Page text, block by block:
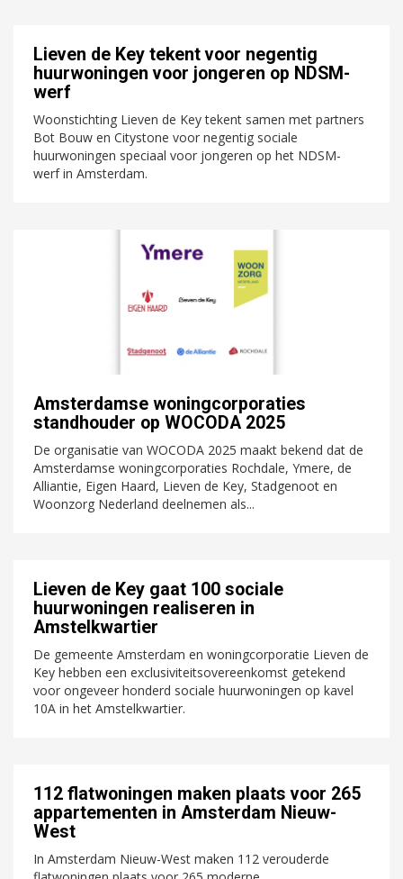
Lieven de Key tekent voor negentig
huurwoningen voor jongeren op NDSM-
werf
Woonstichting Lieven de Key tekent samen met partners
Bot Bouw en Citystone voor negentig sociale
huurwoningen speciaal voor jongeren op het NDSM-
werf in Amsterdam.
Amsterdamse woningcorporaties
standhouder op WOCODA 2025
De organisatie van WOCODA 2025 maakt bekend dat de
Amsterdamse woningcorporaties Rochdale, Ymere, de
Alliantie, Eigen Haard, Lieven de Key, Stadgenoot en
Woonzorg Nederland deelnemen als...
Lieven de Key gaat 100 sociale
huurwoningen realiseren in
Amstelkwartier
De gemeente Amsterdam en woningcorporatie Lieven de
Key hebben een exclusiviteitsovereenkomst getekend
voor ongeveer honderd sociale huurwoningen op kavel
10A in het Amstelkwartier.
112 flatwoningen maken plaats voor 265
appartementen in Amsterdam Nieuw-
West
In Amsterdam Nieuw-West maken 112 verouderde